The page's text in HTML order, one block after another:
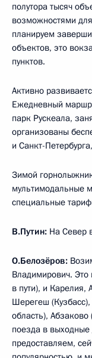
полутора тысяч
возможностями для
планируем
объектов, это
пунктов.
Активно
Ежедневный
парк Рускеала,
организованы
и Санкт-
Зимой
мультимодальные
специальные
В.Путин: На Север
О.Белозёров:
Владимирович. Это
в пути), и Карелия,
Шерегеш
область),
поезда в
предоставляем,